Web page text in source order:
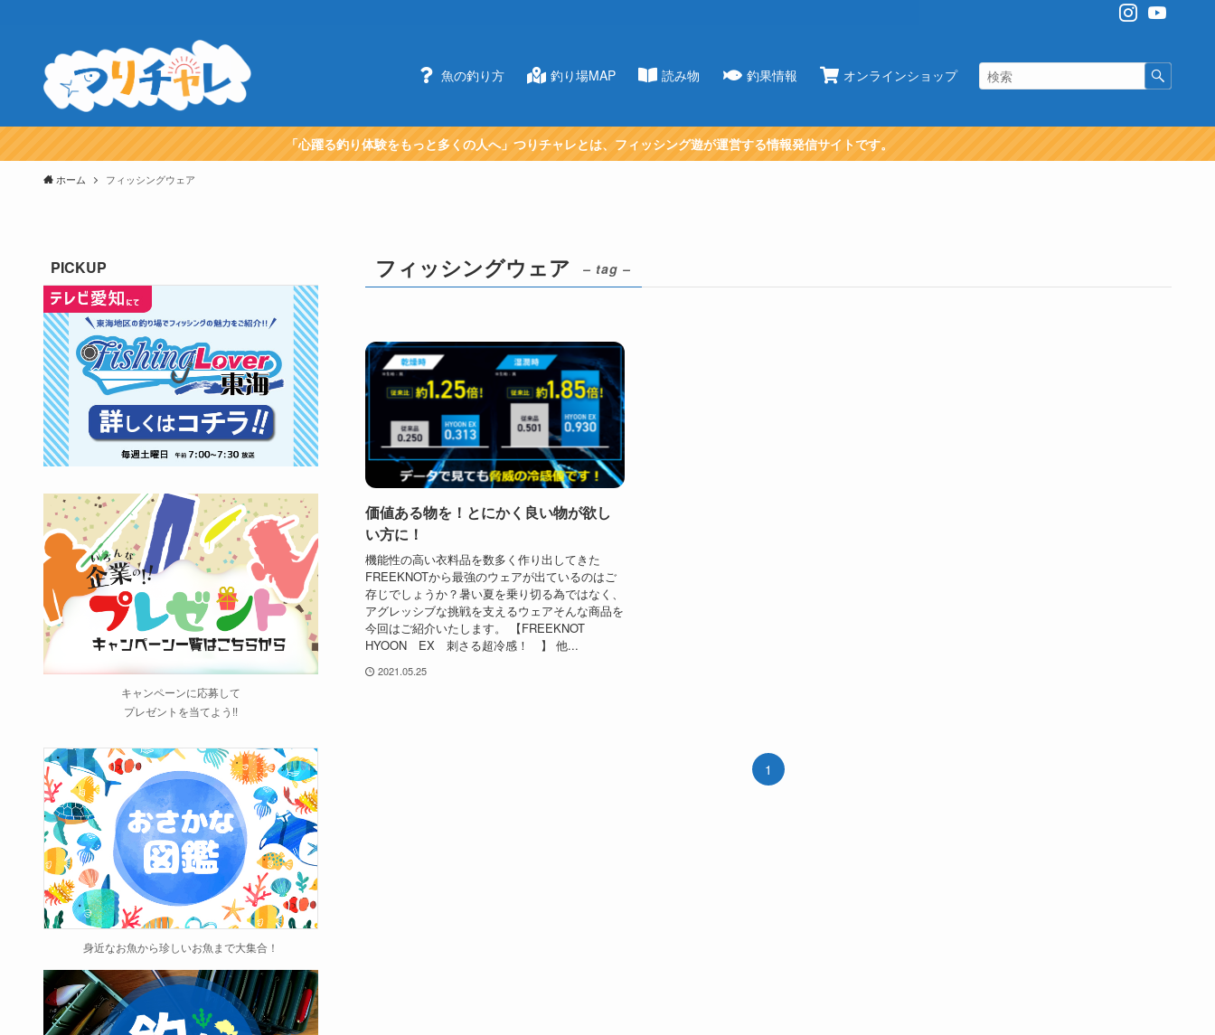
魚の釣り方 釣り場MAP 読み物 釣果情報 オンラインショップ
「心躍る釣り体験をもっと多くの人へ」つりチャレとは、フィッシング遊が運営する情報発信サイトです。
ホーム フィッシングウェア
フィッシングウェア – tag –
価値ある物を！とにかく良い物が欲し
い方に！
機能性の高い衣料品を数多く作り出してきた
FREEKNOTから最強のウェアが出ているのはご
存じでしょうか？暑い夏を乗り切る為ではなく、
アグレッシブな挑戦を支えるウェアそんな商品を
今回はご紹介いたします。 【FREEKNOT
HYOON EX 刺さる超冷感！ 】 他...
2021.05.25
1
PICKUP
キャンペーンに応募して
プレゼントを当てよう!!
身近なお魚から珍しいお魚まで大集合！